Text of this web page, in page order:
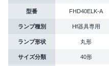
型番 FHD40ELK-A
ランプ種別 Hf器具専用
ランプ形状 丸形
サイズ分類 40形